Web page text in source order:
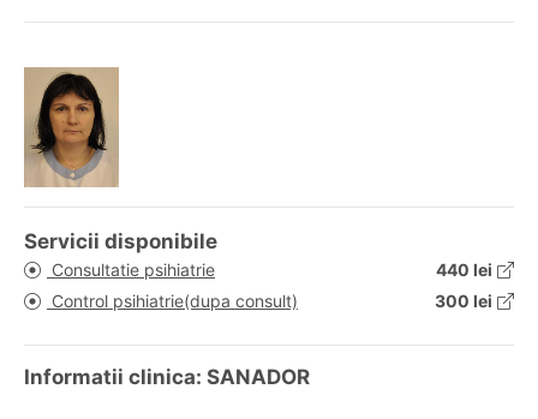
Servicii disponibile
Consultatie psihiatrie
440 lei
Control psihiatrie(dupa consult)
300 lei
Informatii clinica: SANADOR